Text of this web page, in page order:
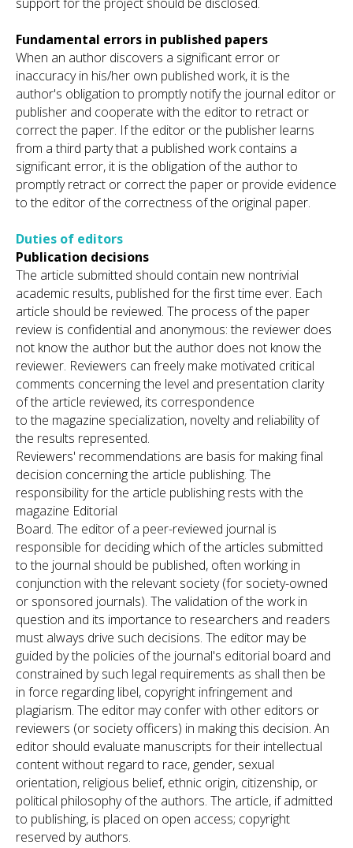
Fundamental errors in published papers
When an author discovers a significant error or
inaccuracy in his/her own published work, it is the
author's obligation to promptly notify the journal editor or
publisher and cooperate with the editor to retract or
correct the paper. If the editor or the publisher learns
from a third party that a published work contains a
significant error, it is the obligation of the author to
promptly retract or correct the paper or provide evidence
to the editor of the correctness of the original paper.
Duties of editors
Publication decisions
The article submitted should contain new nontrivial
academic results, published for the first time ever. Each
article should be reviewed. The process of the paper
review is confidential and anonymous: the reviewer does
not know the author but the author does not know the
reviewer. Reviewers can freely make motivated critical
comments concerning the level and presentation clarity
of the article reviewed, its correspondence
to the magazine specialization, novelty and reliability of
the results represented.
Reviewers' recommendations are basis for making final
decision concerning the article publishing. The
responsibility for the article publishing rests with the
magazine Editorial
Board. The editor of a peer-reviewed journal is
responsible for deciding which of the articles submitted
to the journal should be published, often working in
conjunction with the relevant society (for society-owned
or sponsored journals). The validation of the work in
question and its importance to researchers and readers
must always drive such decisions. The editor may be
guided by the policies of the journal's editorial board and
constrained by such legal requirements as shall then be
in force regarding libel, copyright infringement and
plagiarism. The editor may confer with other editors or
reviewers (or society officers) in making this decision. An
editor should evaluate manuscripts for their intellectual
content without regard to race, gender, sexual
orientation, religious belief, ethnic origin, citizenship, or
political philosophy of the authors. The article, if admitted
to publishing, is placed on open access; copyright
reserved by authors.